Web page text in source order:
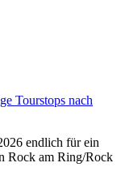
Tourstops nach
endlich für ein
Rock am Ring/Rock